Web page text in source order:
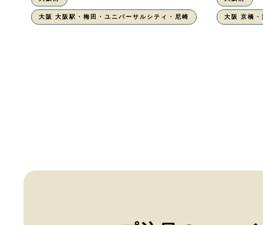
大阪 大阪駅・梅田・ユニバーサルシティ・尼崎 大阪 京橋